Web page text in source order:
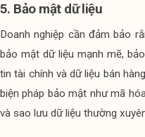
5. Bảo mật dữ liệu
Doanh nghiệp cần đảm bảo
bảo mật dữ liệu mạnh mẽ,
tin tài chính và dữ liệu bán
biện pháp bảo mật như mã
và sao lưu dữ liệu thường